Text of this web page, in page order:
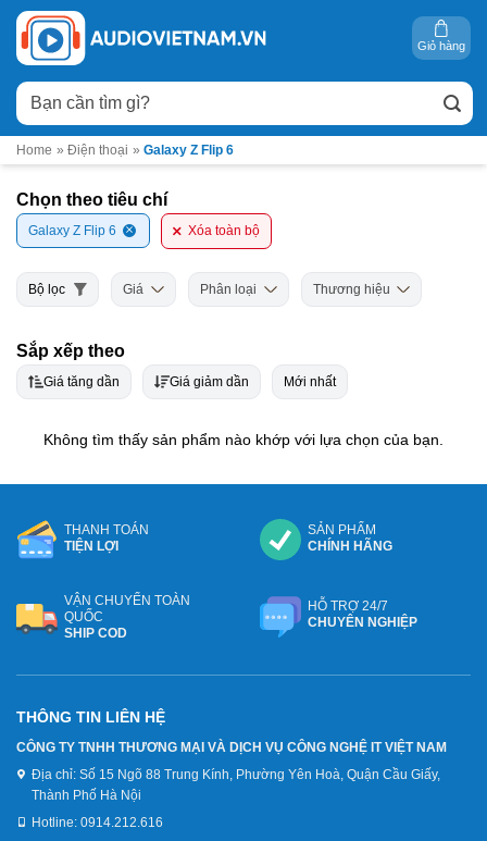
Bỏ
qua
nội
dung
Tìm
kiếm:
Giỏ hàng
Home » Điện thoại » Galaxy Z Flip 6
Chọn theo tiêu chí
Galaxy Z Flip 6 Xóa toàn bộ
Bộ lọc Giá Phân loại Thương hiệu
Sắp xếp theo
Giá tăng dần Giá giảm dần Mới nhất
Không tìm thấy sản phẩm nào khớp với lựa chọn của bạn.
THANH TOÁN
TIỆN LỢI
SẢN PHẨM
CHÍNH HÃNG
VẬN CHUYỂN TOÀN
QUỐC
SHIP COD
HỖ TRỢ 24/7
CHUYÊN NGHIỆP
THÔNG TIN LIÊN HỆ
CÔNG TY TNHH THƯƠNG MẠI VÀ DỊCH VỤ CÔNG NGHỆ IT VIỆT NAM
Địa chỉ: Số 15 Ngõ 88 Trung Kính, Phường Yên Hoà, Quận Cầu Giấy,
Thành Phố Hà Nội
Hotline: 0914.212.616